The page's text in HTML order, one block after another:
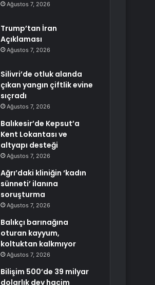
Ağustos 7, 2026
Trump’tan İran
Açıklaması
Ağustos 7, 2026
Silivri’de otluk alanda
çıkan yangın çiftlik evine
sıçradı
Ağustos 7, 2026
Balıkesir’de Kepsut’a
Kent Lokantası ve
altyapı desteği
Ağustos 7, 2026
Ağrı’daki kliniğin ‘kadın
sünneti’ ilanına
soruşturma
Ağustos 7, 2026
Balıkçı barınağına
oturan kayyum,
koltuktan kalkmıyor
Ağustos 7, 2026
Bilişim 500’de 39 milyar
dolarlık dev hacim